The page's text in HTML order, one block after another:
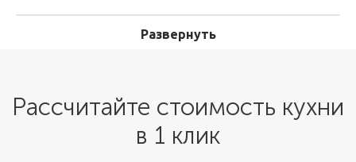
подойдет тем, кто любит классику, но хотел бы
ваших предпочтений по дизайну и функционалу.
Каждый гарнитур выполняется по индивидуальному
заказу и полностью соответствует пожеланиям
Развернуть
Рассчитайте стоимость кухни
в 1 клик